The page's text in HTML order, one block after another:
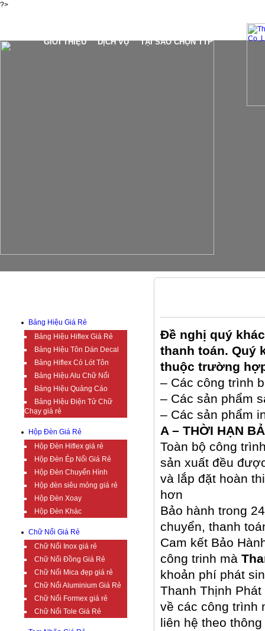
?>
GIỚI THIỆU DỊCH VỤ TẠI SAO CHỌN TTP
Bảng Hiệu Giá Rẻ
Bảng Hiệu Hiflex Giá Rẻ
Bảng Hiệu Tôn Dán Decal
Bảng Hiflex Có Lót Tôn
Bảng Hiệu Alu Chữ Nổi
Bảng Hiệu Quảng Cáo
Bảng Hiệu Điện Tử Chữ
Chạy giá rẻ
Hộp Đèn Giá Rẻ
Hộp Đèn Hiflex giá rẻ
Hộp Đèn Ép Nổi Giá Rẻ
Hộp Đèn Chuyển Hình
Hộp đèn siêu mỏng giá rẻ
Hộp Đèn Xoay
Hộp Đèn Khác
Chữ Nổi Giá Rẻ
Chữ Nổi Inox giá rẻ
Chữ Nổi Đồng Giá Rẻ
Chữ Nổi Mica đẹp giá rẻ
Chữ Nổi Aluminium Giá Rẻ
Chữ Nổi Formex giá rẻ
Chữ Nổi Tole Giá Rẻ
Đề nghị quý
thanh toán. Quý
thuộc trường
– Các công trình
– Các sản phẩm
– Các sản phẩm
A – THỜI HẠN
Toàn bộ công
sản xuất đều
và lắp đặt hoàn
hơn
Bảo hành trong
chuyển, thanh
Cam kết Bảo
công trinh mà
khoản phí phát
Thanh Thịnh
về các công trình
liên hệ theo